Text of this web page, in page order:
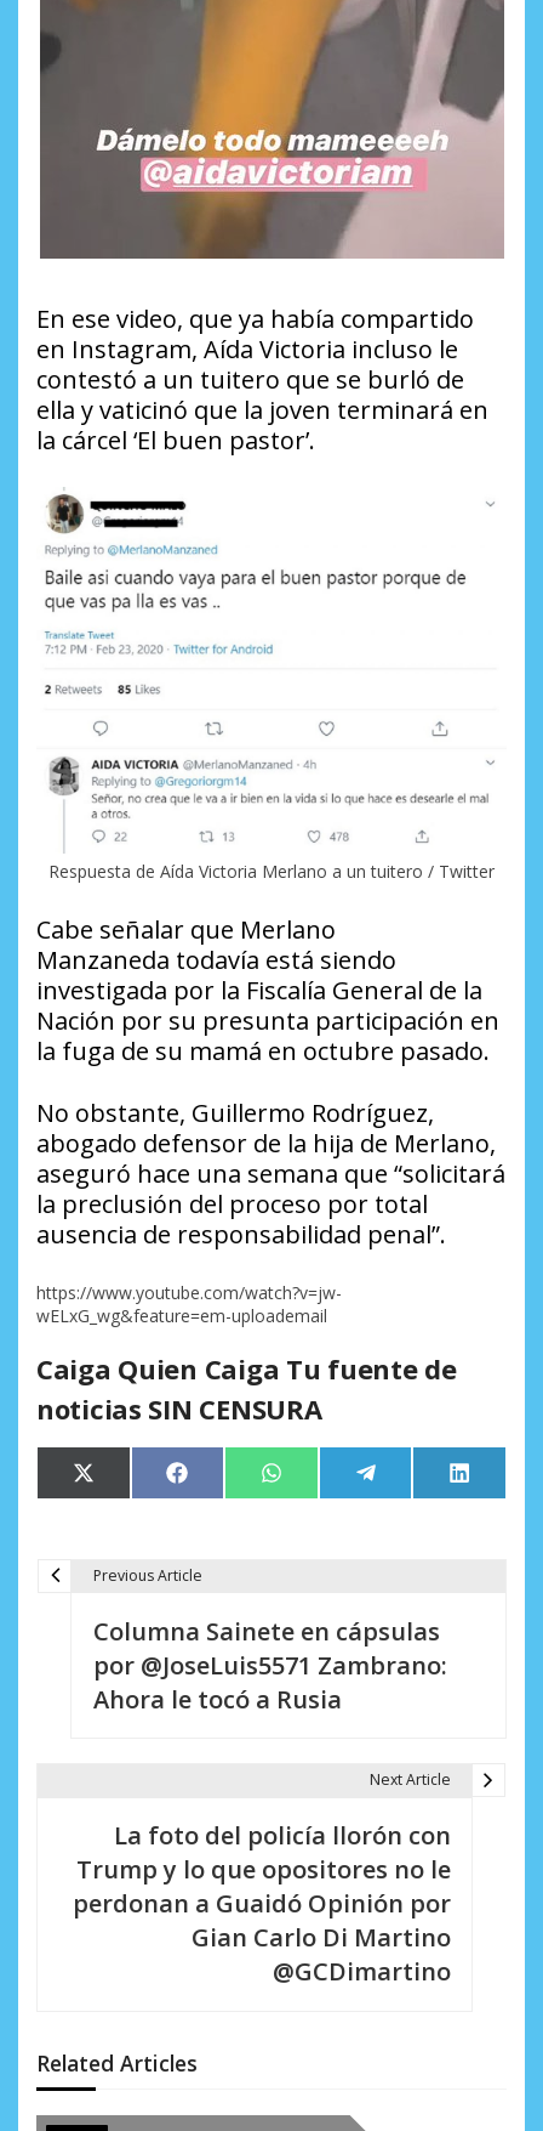
En ese video, que ya había compartido
en Instagram, Aída Victoria incluso le
contestó a un tuitero que se burló de
ella y vaticinó que la joven terminará en
la cárcel ‘El buen pastor’.
Respuesta de Aída Victoria Merlano a un tuitero / Twitter
Cabe señalar que Merlano
Manzaneda todavía está siendo
investigada por la Fiscalía General de la
Nación por su presunta participación en
la fuga de su mamá en octubre pasado.
No obstante, Guillermo Rodríguez,
abogado defensor de la hija de Merlano,
aseguró hace una semana que “solicitará
la preclusión del proceso por total
ausencia de responsabilidad penal”.
https://www.youtube.com/watch?v=jw-
wELxG_wg&feature=em-uploademail
Caiga Quien Caiga Tu fuente de
noticias SIN CENSURA
Compartir
en
X
(Twitter)
Compartir
en
Facebook Compartir
en
WhatsApp Compartir
en
Telegram
en
LinkedIn
e
e
Previous Article
Columna Sainete en cápsulas
por @JoseLuis5571 Zambrano:
Ahora le tocó a Rusia
Next Article
La foto del policía llorón con
Trump y lo que opositores no le
perdonan a Guaidó Opinión por
Gian Carlo Di Martino
@GCDimartino
Related Articles